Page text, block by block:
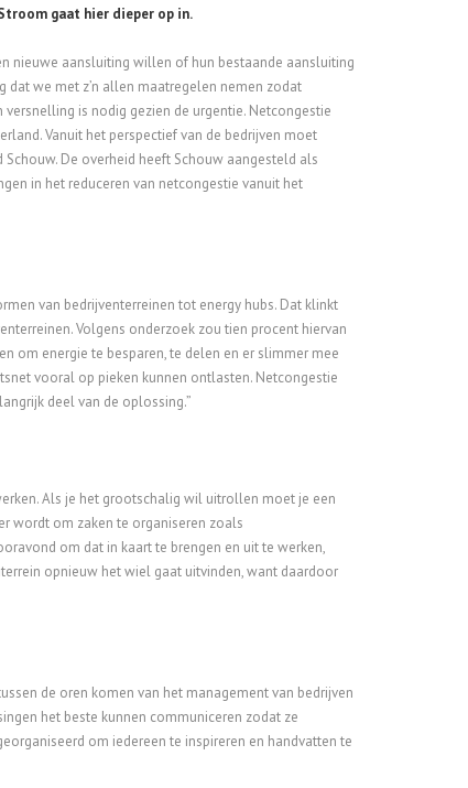
gaat hier dieper op in.
nieuwe aansluiting willen of hun bestaande aansluiting
we met z’n allen maatregelen nemen zodat
is nodig gezien de urgentie. Netcongestie
Vanuit het perspectief van de bedrijven moet
De overheid heeft Schouw aangesteld als
in het reduceren van netcongestie vanuit het
van bedrijventerreinen tot energy hubs. Dat klinkt
Volgens onderzoek zou tien procent hiervan
om energie te besparen, te delen en er slimmer mee
vooral op pieken kunnen ontlasten. Netcongestie
deel van de oplossing.”
Als je het grootschalig wil uitrollen moet je een
wordt om zaken te organiseren zoals
om dat in kaart te brengen en uit te werken,
opnieuw het wiel gaat uitvinden, want daardoor
de oren komen van het management van bedrijven
het beste kunnen communiceren zodat ze
om iedereen te inspireren en handvatten te